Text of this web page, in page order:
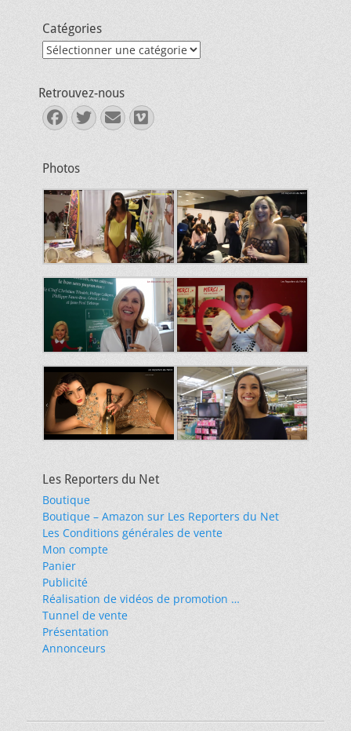
Catégories
Catégories
Retrouvez-nous
Facebook
Twitter
E-
mail
Vimeo
Photos
Les Reporters du Net
Boutique
Boutique – Amazon sur Les Reporters du Net
Les Conditions générales de vente
Mon compte
Panier
Publicité
Réalisation de vidéos de promotion …
Tunnel de vente
Présentation
Annonceurs